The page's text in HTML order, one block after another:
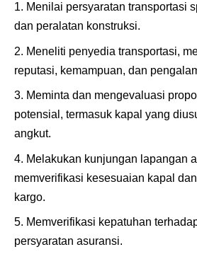
Menilai persyaratan transportasi
dan peralatan konstruksi.
Meneliti penyedia transportasi,
reputasi, kemampuan, dan
Meminta dan mengevaluasi
potensial, termasuk kapal yang
angkut.
Melakukan kunjungan lapangan
memverifikasi kesesuaian kapal
kargo.
Memverifikasi kepatuhan
persyaratan asuransi.